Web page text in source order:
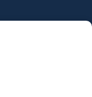
إلى
المحتوى